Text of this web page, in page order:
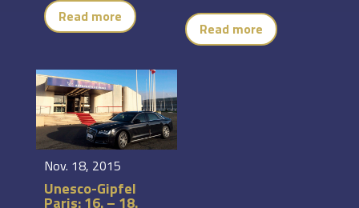
Read more
Read more
Nov. 18, 2015
Unesco-Gipfel
Paris: 16. – 18.